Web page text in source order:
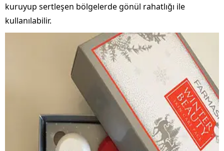
kuruyup sertleşen bölgelerde gönül rahatlığı ile
kullanılabilir.